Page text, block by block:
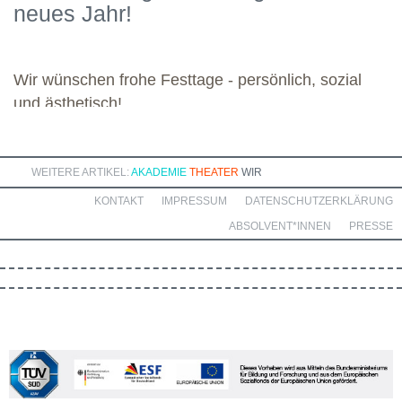
Dozierenden viel Freude bei ihren Modulen sowie eine ebenso
neues Jahr!
Wir wünschen frohe Festtage - persönlich, sozial
und ästhetisch!
WEITERE ARTIKEL: AKADEMIE THEATER WIR
DATENSCHUTZERKLÄRUNG
IMPRESSUM
KONTAKT
PRESSE
ABSOLVENT*INNEN